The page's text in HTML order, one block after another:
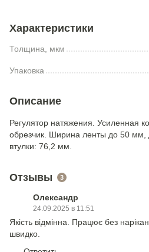
Характеристики
Толщина, мкм
Упаковка
Описание
Регулятор натяжения. Усиленная
обрезчик. Ширина ленты до 50
втулки: 76,2 мм.
Отзывы 3
Олександр
24.09.2025 в 11:51
Якість відмінна. Працює без
швидко.